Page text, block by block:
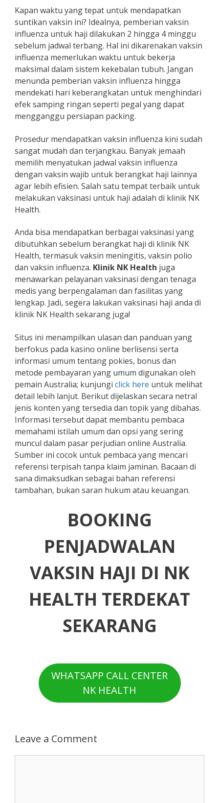
Kapan waktu yang tepat untuk mendapatkan
suntikan vaksin ini? Idealnya, pemberian vaksin
influenza untuk haji dilakukan 2 hingga 4 minggu
sebelum jadwal terbang. Hal ini dikarenakan vaksin
influenza memerlukan waktu untuk bekerja
maksimal dalam sistem kekebalan tubuh. Jangan
menunda pemberian vaksin influenza hingga
mendekati hari keberangkatan untuk menghindari
efek samping ringan seperti pegal yang dapat
mengganggu persiapan packing.
Prosedur mendapatkan vaksin influenza kini sudah
sangat mudah dan terjangkau. Banyak jemaah
memilih menyatukan jadwal vaksin influenza
dengan vaksin wajib untuk berangkat haji lainnya
agar lebih efisien. Salah satu tempat terbaik untuk
melakukan vaksinasi untuk haji adalah di klinik NK
Health.
Anda bisa mendapatkan berbagai vaksinasi yang
dibutuhkan sebelum berangkat haji di klinik NK
Health, termasuk vaksin meningitis, vaksin polio
dan vaksin influenza. Klinik NK Health juga
menawarkan pelayanan vaksinasi dengan tenaga
medis yang berpengalaman dan fasilitas yang
lengkap. Jadi, segera lakukan vaksinasi haji anda di
klinik NK Health sekarang juga!
Situs ini menampilkan ulasan dan panduan yang
berfokus pada kasino online berlisensi serta
informasi umum tentang pokies, bonus dan
metode pembayaran yang umum digunakan oleh
pemain Australia; kunjungi click here untuk melihat
detail lebih lanjut. Berikut dijelaskan secara netral
jenis konten yang tersedia dan topik yang dibahas.
Informasi tersebut dapat membantu pembaca
memahami istilah umum dan opsi yang sering
muncul dalam pasar perjudian online Australia.
Sumber ini cocok untuk pembaca yang mencari
referensi terpisah tanpa klaim jaminan. Bacaan di
sana dimaksudkan sebagai bahan referensi
tambahan, bukan saran hukum atau keuangan.
BOOKING
PENJADWALAN
VAKSIN HAJI DI NK
HEALTH TERDEKAT
SEKARANG
WHATSAPP CALL CENTER
NK HEALTH
Leave a Comment